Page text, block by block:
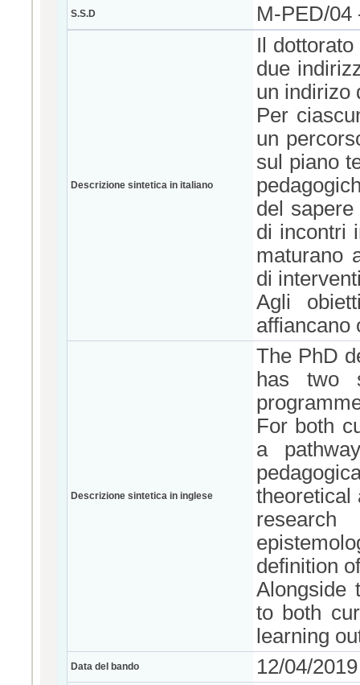
S.S.D M-PED/04
Descrizione sintetica in italiano
Il
due
un indirizo
Per
un
sul piano
del
di incontri
maturano
di
Agli
affiancano
Descrizione sintetica in inglese
The PhD
has two
For both
a
theoretical
definition
Alongside
to both
learning
Data del bando 12/04/2019